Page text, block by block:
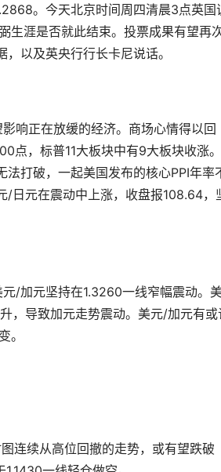
。今天北京时间周四清晨3点英国
生涯是否就此结束。投票成果有望再
以及英央行行长卡尼说话。
响正在放缓的经济。商场心情得以回
，标普11大板块中有9大板块收涨。
打破，一起美国发布的核心PPI年率
/日元在震动中上涨，收盘报108.64，
/加元坚持在1.3260一线窄幅震动。
，导致加元走势震动。美元/加元有或
。
连续从高位回撤的走势，或有望跌破